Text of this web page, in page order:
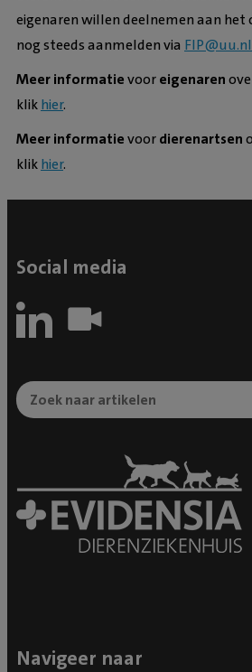
eigenaren willen deelnemen aan het
nog steeds aanmelden via
Meer informatievooreigenaren
klikhier.
Meer informatievoordierenartsen
klikhier.
Social media
Navigeer naar